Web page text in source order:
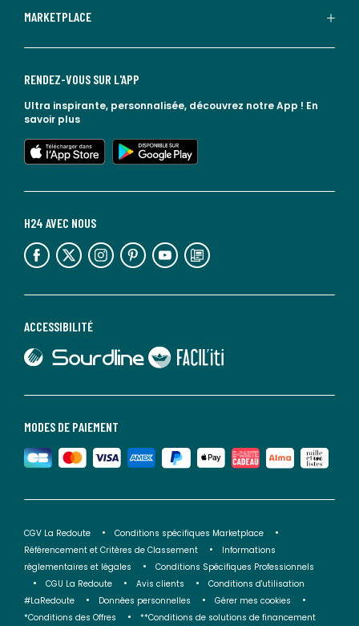
MARKETPLACE
MODES DE PAIEMENT
ACCESSIBILITÉ
lien vers Sourdline
lien vers Faciliti
H24 AVEC NOUS
lien vers l'espace réseaux sociaux lien vers l'espace réseaux sociaux lien vers l'espace réseaux sociaux lien vers l'espace réseaux sociaux lien vers l'espace réseaux sociaux lien vers le blog la redoute
RENDEZ-VOUS SUR L'APP
Ultra inspirante, personnalisée, découvrez notre App ! En
savoir plus
lien vers l'app store
lien vers google play
CGV La Redoute
Conditions spécifiques Marketplace
Référencement et Critères de Classement
Informations
réglementaires et légales
Conditions Spécifiques Professionnels
CGU La Redoute
Avis clients
Conditions d'utilisation
#LaRedoute
Données personnelles
Gérer mes cookies
*Conditions des Offres
**Conditions de solutions de financement